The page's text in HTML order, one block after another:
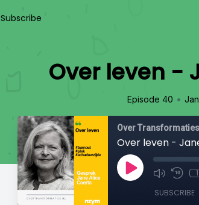
Subscribe
Over leven -
Episode 40 •
Over
Over leven -
SUBSCRIBE